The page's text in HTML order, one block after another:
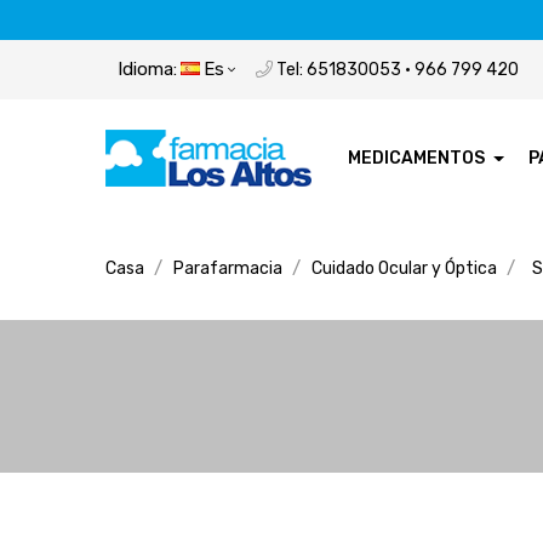
Idioma: Es Tel: 651830053 · 966 799 420
MEDICAMENTOS
Casa Parafarmacia Cuidado Ocular y Óptica